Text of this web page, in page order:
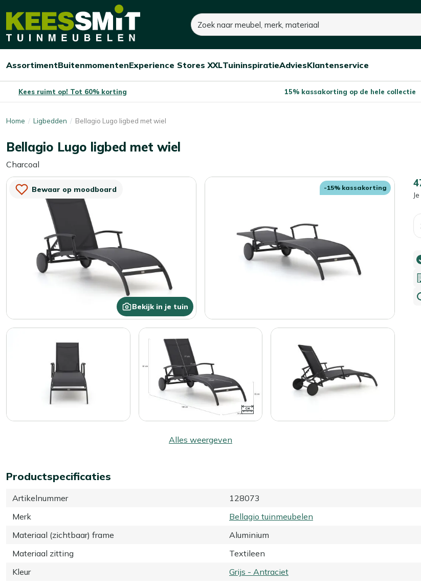
Kees
Tuinmeubelen
Zoeken
Open/sluit
Assortiment
Open/sluit
Buitenmomenten
Open/sluit
Experience Stores XXL
Open/sluit
Tuininspiratie
Open/sluit
Advies
Open/sluit
Klantenservice
Kees ruimt op! Tot 60% korting 15% kassakorting op de hele collectie
Home Ligbedden Bellagio Lugo ligbed met wiel
Bellagio Lugo ligbed met wiel
Charcoal
Bewaar op moodboard
Bekijk in je tuin
-15% kassakorting
Alles weergeven
470,- 600,-
Je bespaart:130,- (-22%)
Productspecificaties
Artikelnummer
128073
Merk
Bellagio tuinmeubelen
Materiaal (zichtbaar) frame
Aluminium
Materiaal zitting
Textileen
Kleur
Grijs - Antraciet